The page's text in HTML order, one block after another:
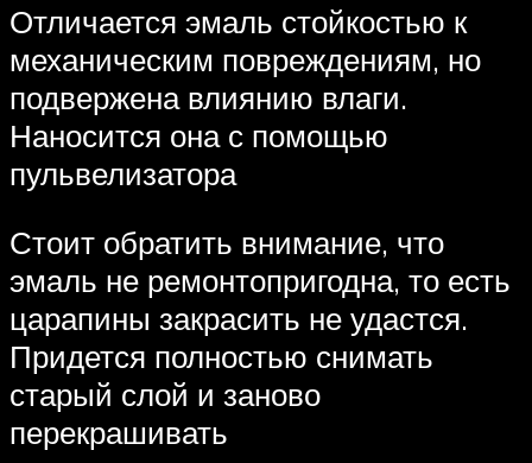
Отличается эмаль стойкостью к
механическим повреждениям, но
подвержена влиянию влаги.
Наносится она с помощью
пульвелизатора
Стоит обратить внимание, что
эмаль не ремонтопригодна, то есть
царапины закрасить не удастся.
Придется полностью снимать
старый слой и заново
перекрашивать